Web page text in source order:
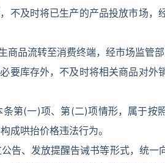
不及时将已生产的产品投放市场，
商品流转至消费终端，经市场监管
要库存外，不及时将相关商品对外
第(一)项、第(二)项情形，属于按
成哄抬价格违法行为。
告、发放提醒告诫书等形式，统一